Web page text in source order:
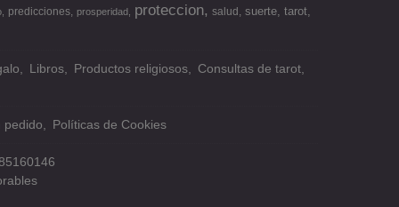
predicciones prosperidad proteccion salud suerte tarot
Libros Productos religiosos
Consultas de tarot
pedido Políticas de Cookies